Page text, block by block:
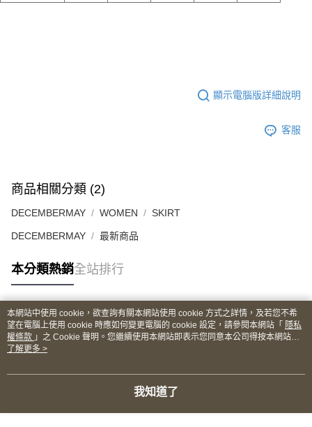
顯示電腦版詳細說明
客服
商品相關分類 (2)
DECEMBERMAY WOMEN SKIRT
DECEMBERMAY 最新商品
本分類熱銷全站排行
熱門標籤
本網站中使用 cookie，欲查詢有關本網站使用 cookie 方式之詳情，及若您不希
望在電腦上使用 cookie 時應如何變更電腦的 cookie 設定，請參閱本網站「 隱私
權條款 」之 Cookie 聲明。您繼續使用本網站即表示您同意本公司得按本網站使
用條款之 Cookie 聲明使用 cookie。
了解更多 >
我知道了